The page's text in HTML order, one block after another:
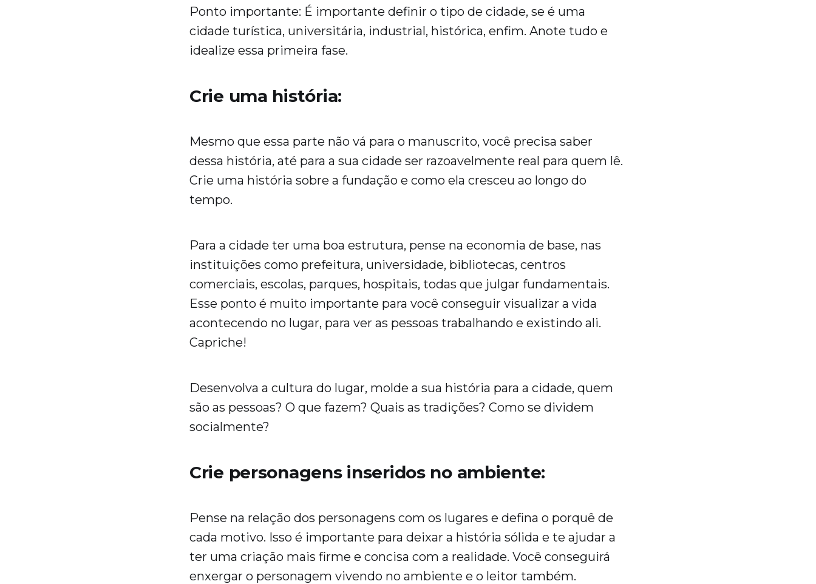
Ponto importante: É importante definir o tipo de cidade, se é uma
cidade turística, universitária, industrial, histórica, enfim. Anote tudo e
idealize essa primeira fase.
Crie uma história:
Mesmo que essa parte não vá para o manuscrito, você precisa saber
dessa história, até para a sua cidade ser razoavelmente real para quem lê.
Crie uma história sobre a fundação e como ela cresceu ao longo do
tempo.
Para a cidade ter uma boa estrutura, pense na economia de base, nas
instituições como prefeitura, universidade, bibliotecas, centros
comerciais, escolas, parques, hospitais, todas que julgar fundamentais.
Esse ponto é muito importante para você conseguir visualizar a vida
acontecendo no lugar, para ver as pessoas trabalhando e existindo ali.
Capriche!
Desenvolva a cultura do lugar, molde a sua história para a cidade, quem
são as pessoas? O que fazem? Quais as tradições? Como se dividem
socialmente?
Crie personagens inseridos no ambiente:
Pense na relação dos personagens com os lugares e defina o porquê de
cada motivo. Isso é importante para deixar a história sólida e te ajudar a
ter uma criação mais firme e concisa com a realidade. Você conseguirá
enxergar o personagem vivendo no ambiente e o leitor também.